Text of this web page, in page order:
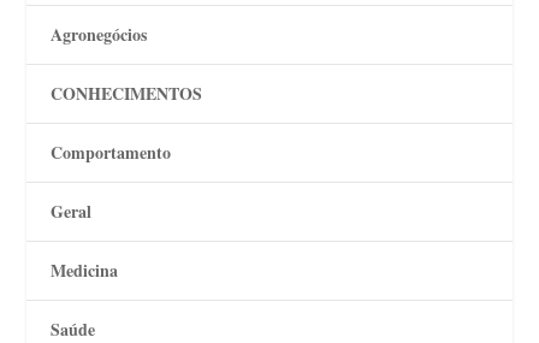
Agronegócios
CONHECIMENTOS
Comportamento
Geral
Medicina
Saúde